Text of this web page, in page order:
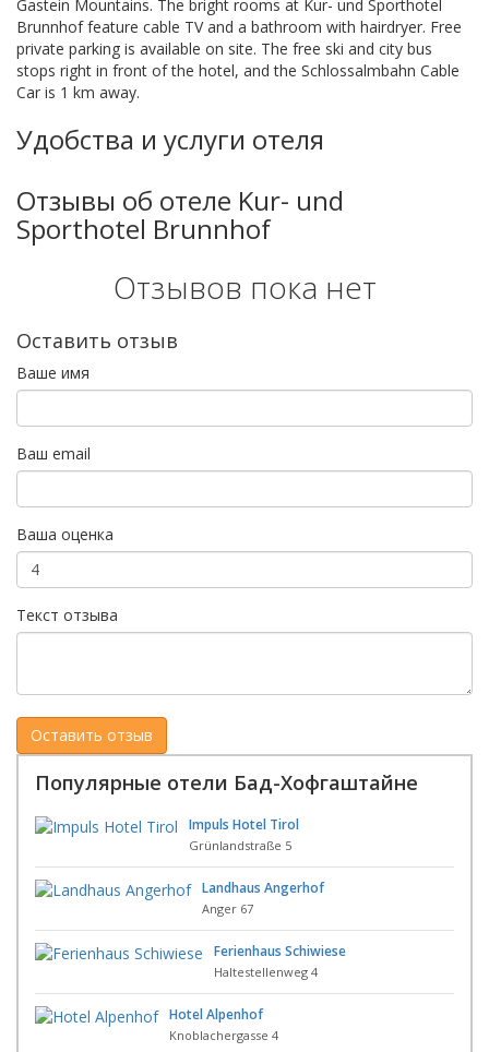
Gastein Mountains. The bright rooms at Kur- und Sporthotel
Brunnhof feature cable TV and a bathroom with hairdryer. Free
private parking is available on site. The free ski and city bus
stops right in front of the hotel, and the Schlossalmbahn Cable
Car is 1 km away.
Удобства и услуги отеля
Отзывы об отеле Kur- und
Sporthotel Brunnhof
Отзывов пока нет
Оставить отзыв
Ваше имя
Ваш email
Ваша оценка
Текст отзыва
Популярные отели Бад-Хофгаштайне
Impuls Hotel Tirol
Grünlandstraße 5
Landhaus Angerhof
Anger 67
Ferienhaus Schiwiese
Haltestellenweg 4
Hotel Alpenhof
Knoblachergasse 4